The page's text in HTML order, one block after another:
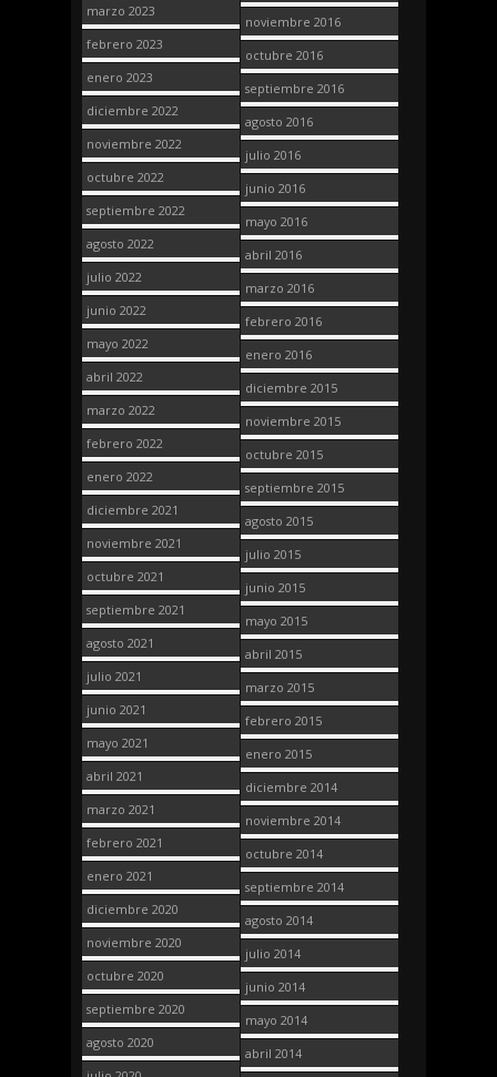
marzo 2023
febrero 2023
enero 2023
diciembre 2022
noviembre 2022
octubre 2022
septiembre 2022
agosto 2022
julio 2022
junio 2022
mayo 2022
abril 2022
marzo 2022
febrero 2022
enero 2022
diciembre 2021
noviembre 2021
octubre 2021
septiembre 2021
agosto 2021
julio 2021
junio 2021
mayo 2021
abril 2021
marzo 2021
febrero 2021
enero 2021
diciembre 2020
noviembre 2020
octubre 2020
septiembre 2020
agosto 2020
noviembre 2016
octubre 2016
septiembre 2016
agosto 2016
julio 2016
junio 2016
mayo 2016
abril 2016
marzo 2016
febrero 2016
enero 2016
diciembre 2015
noviembre 2015
octubre 2015
septiembre 2015
agosto 2015
julio 2015
junio 2015
mayo 2015
abril 2015
marzo 2015
febrero 2015
enero 2015
diciembre 2014
noviembre 2014
octubre 2014
septiembre 2014
agosto 2014
julio 2014
junio 2014
mayo 2014
abril 2014